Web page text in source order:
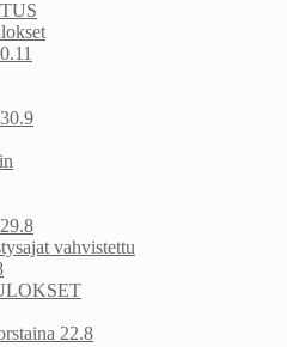
vahvistettu
22.8